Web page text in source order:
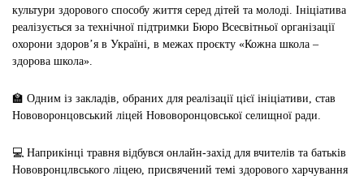
культури здорового способу життя серед дітей та молоді. Ініціатива
реалізується за технічної підтримки Бюро Всесвітньої організації
охорони здоров’я в Україні, в межах проєкту «Кожна школа –
здорова школа».
🏫 Одним із закладів, обраних для реалізації цієї ініціативи, став
Нововоронцовський ліцей Нововоронцовської селищної ради.
💻 Наприкінці травня відбувся онлайн-захід для вчителів та батьків
Нововронцлвського ліцею, присвячений темі здорового харчування